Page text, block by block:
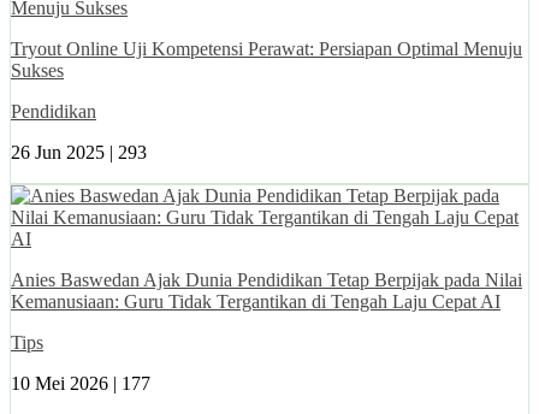
Tryout Online Uji Kompetensi Perawat: Persiapan Optimal Menuju
Sukses
Pendidikan
26 Jun 2025 | 293
Anies Baswedan Ajak Dunia Pendidikan Tetap Berpijak pada Nilai
Kemanusiaan: Guru Tidak Tergantikan di Tengah Laju Cepat AI
Tips
10 Mei 2026 | 177